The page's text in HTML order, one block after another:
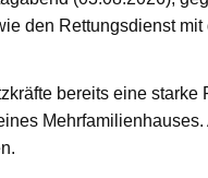
den Rettungsdienst
bereits eine starke